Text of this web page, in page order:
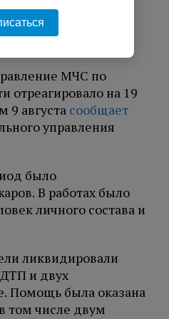
МЧС по
отреагировало на 19
9 августа сообщает
управления
было
В работах было
личного состава и
ликвидировали
и двух
Помощь была оказана
том числе двум